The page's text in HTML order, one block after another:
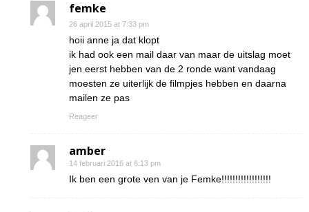
femke
26 april 2015 at 7:33 pm
hoii anne ja dat klopt
ik had ook een mail daar van maar de uitslag moet
jen eerst hebben van de 2 ronde want vandaag
moesten ze uiterlijk de filmpjes hebben en daarna
mailen ze pas
Reageer
amber
14 februari 2016 at 6:13 pm
Ik ben een grote ven van je Femke!!!!!!!!!!!!!!!!!!